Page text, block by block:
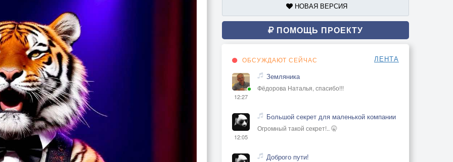
НОВАЯ ВЕРСИЯ
ПОМОЩЬ ПРОЕКТУ
ОБСУЖДАЮТ СЕЙЧАС ЛЕНТА
12:27
Земляника
Фёдорова Наталья, спасибо!!!
12:05
Большой секрет для маленькой компании
Огромный такой секрет!.. 🤫
Доброго пути!